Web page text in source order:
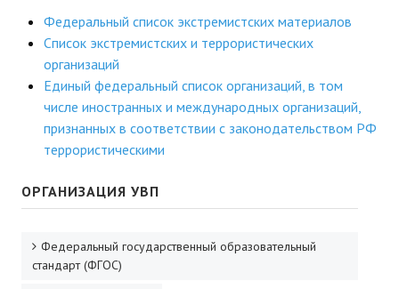
Федеральный список экстремистских материалов
Список экстремистских и террористических
организаций
Единый федеральный список организаций, в том
числе иностранных и международных организаций,
признанных в соответствии с законодательством РФ
террористическими
ОРГАНИЗАЦИЯ УВП
Федеральный государственный образовательный
стандарт (ФГОС)